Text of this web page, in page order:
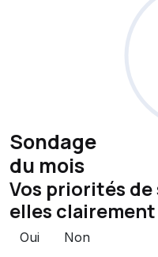
Sondage
du mois
Vos priorités
elles
Oui
Non